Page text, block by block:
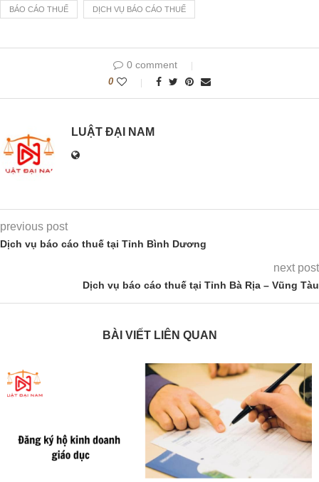
BÁO CÁO THUẾ DỊCH VỤ BÁO CÁO THUẾ
0 comment
0
LUẬT ĐẠI NAM
previous post
Dịch vụ báo cáo thuế tại Tỉnh Bình Dương
next post
Dịch vụ báo cáo thuế tại Tỉnh Bà Rịa – Vũng Tàu
BÀI VIẾT LIÊN QUAN